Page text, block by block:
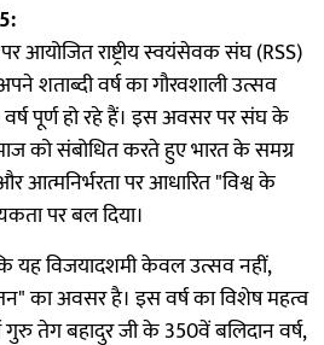
राष्ट्रीय स्वयंसेवक संघ (RSS)
शताब्दी वर्ष का गौरवशाली उत्सव
पूर्ण हो रहे हैं। इस अवसर पर संघ के
को संबोधित करते हुए भारत के समग्र
आत्मनिर्भरता पर आधारित "विश्व के
पर बल दिया।
यह विजयादशमी केवल उत्सव नहीं,
का अवसर है। इस वर्ष का विशेष महत्व
तेग बहादुर जी के 350वें बलिदान वर्ष,